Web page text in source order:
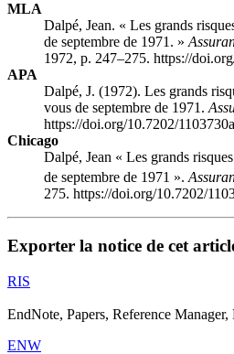
MLA
Dalpé, Jean. « Les grands
de septembre de 1971. »
1972, p. 247–275. https://
APA
Dalpé, J. (1972). Les grands
vous de septembre de 1971.
https://doi.org/10.7202/
Chicago
Dalpé, Jean « Les grands
de septembre de 1971 ».
275. https://doi.org/10.7202/
Exporter la notice de cet
RIS
EndNote, Papers, Reference
ENW